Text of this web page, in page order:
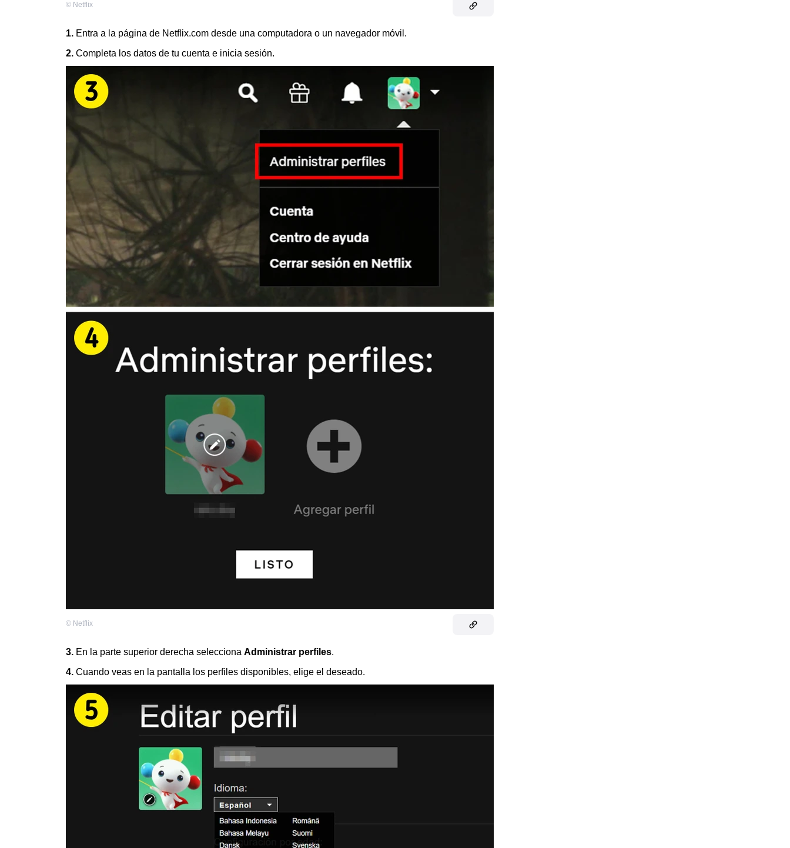
© Netflix
1. Entra a la página de Netflix.com desde una computadora o un navegador móvil.
2. Completa los datos de tu cuenta e inicia sesión.
© Netflix
3. En la parte superior derecha selecciona Administrar perfiles.
4. Cuando veas en la pantalla los perfiles disponibles, elige el deseado.